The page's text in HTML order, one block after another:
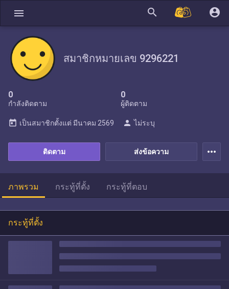
menu search account_circle
สมาชิกหมายเลข 9296221
0
กำลังติดตาม
0
ผู้ติดตาม
ส่งข้อความ
ติดตาม
today เป็นสมาชิกตั้งแต่ มีนาคม 2569 person ไม่ระบุ
more_horiz
ภาพรวม กระทู้ที่ตั้ง กระทู้ที่ตอบ
กระทู้ที่ตั้ง